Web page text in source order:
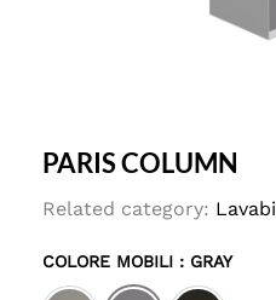
PARIS COLUMN
Related category: Lavabi
COLORE MOBILI : GRAY